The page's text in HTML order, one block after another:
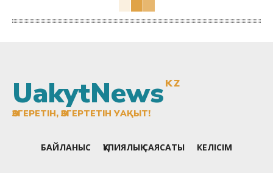
UakytNewsKZ
ӨЗГЕРЕТІН, ӨЗГЕРТЕТІН УАҚЫТ!
БАЙЛАНЫС ҚҰПИЯЛЫҚ САЯСАТЫ КЕЛІСІМ